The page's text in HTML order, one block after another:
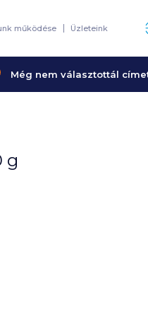
működése Üzleteink
Még nem választottál
g